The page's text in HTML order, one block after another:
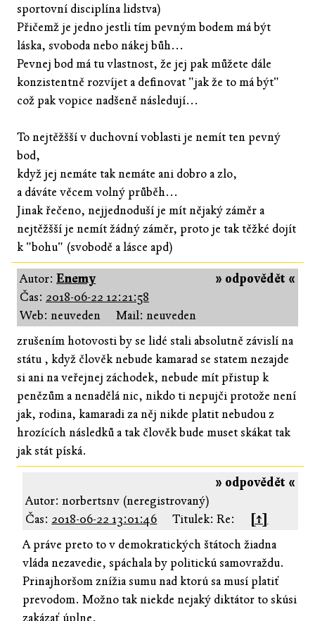
sportovní disciplína lidstva)
Přičemž je jedno jestli tím pevným bodem má být
láska, svoboda nebo nákej bůh...
Pevnej bod má tu vlastnost, že jej pak můžete dále
konzistentně rozvíjet a definovat "jak že to má být"
což pak vopice nadšeně následují...
To nejtěžšší v duchovní voblasti je nemít ten pevný
bod,
když jej nemáte tak nemáte ani dobro a zlo,
a dáváte věcem volný průběh...
Jinak řečeno, nejjednoduší je mít nějaký záměr a
nejtěžšší je nemít žádný záměr, proto je tak těžké dojít
k "bohu" (svobodě a lásce apd)
» odpovědět «
Autor: Enemy
Čas: 2018-06-22 12:21:58
Web: neuveden
Mail: neuveden
zrušením hotovosti by se lidé stali absolutně závislí na
státu , když člověk nebude kamarad se statem nezajde
si ani na veřejnej záchodek, nebude mít přistup k
penězům a nenadělá nic, nikdo ti nepujči protože není
jak, rodina, kamaradi za něj nikde platit nebudou z
hrozících následků a tak člověk bude muset skákat tak
jak stát píská.
» odpovědět «
Autor: norbertsnv (neregistrovaný)
Čas: 2018-06-22 13:01:46 Titulek: Re:
[↑]
A práve preto to v demokratických štátoch žiadna
vláda nezavedie, spáchala by politickú samovraždu.
Prinajhoršom znížia sumu nad ktorú sa musí platiť
prevodom. Možno tak niekde nejaký diktátor to skúsi
zakázať úplne.